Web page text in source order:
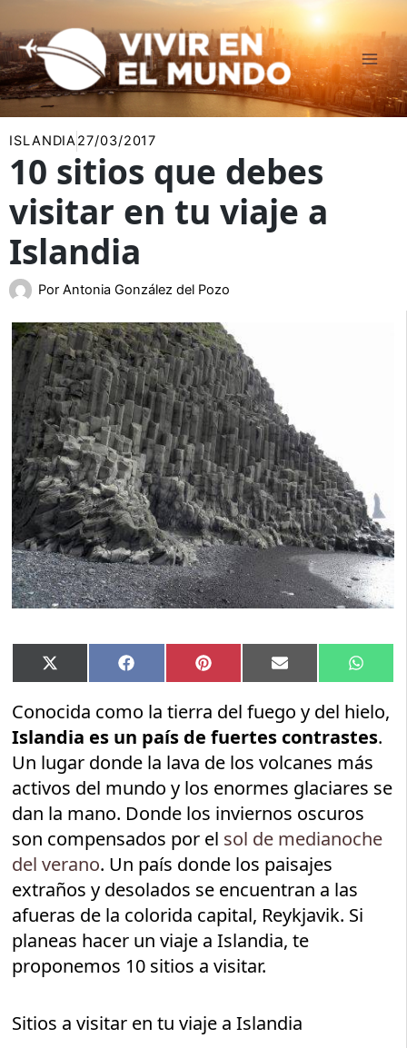
al
contenido
ISLANDIA27/03/2017
10 sitios que debes
visitar en tu viaje a
Islandia
Por Antonia González del Pozo
Compartir
en
X
(Twitter)
Compartir
en
Facebook Compartir
en
Pinterest Compartir
en
Email
en
Conocida como la tierra del fuego y del hielo,
Islandia es un país de fuertes contrastes.
Un lugar donde la lava de los volcanes más
activos del mundo y los enormes glaciares se
dan la mano. Donde los inviernos oscuros
son compensados por el sol de medianoche
del verano. Un país donde los paisajes
extraños y desolados se encuentran a las
afueras de la colorida capital, Reykjavik. Si
planeas hacer un viaje a Islandia, te
proponemos 10 sitios a visitar.
Sitios a visitar en tu viaje a Islandia